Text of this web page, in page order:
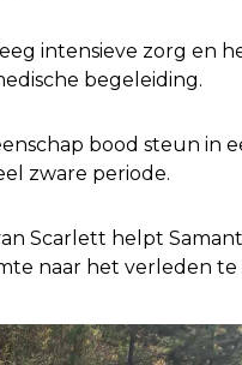
intensieve zorg en
begeleiding.
bood steun in
zware periode.
Scarlett helpt
naar het verleden te